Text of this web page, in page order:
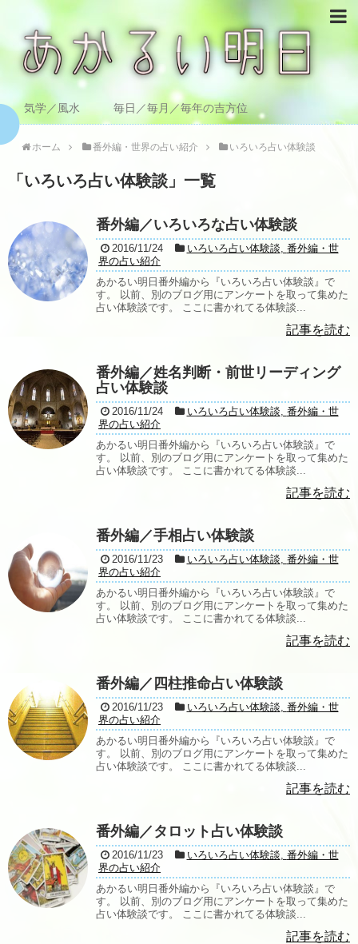
気学／風水 毎日／毎月／毎年の吉方位
ホーム 番外編・世界の占い紹介 いろいろ占い体験談
「いろいろ占い体験談 」 一覧
番外編／いろいろな占い体験談
2016/11/24 いろいろ占い体験談 番外編・世
界の占い紹介
あかるい明日番外編から『いろいろ占い体験談』で
す。 以前、別のブログ用にアンケートを取って集めた
占い体験談です。 ここに書かれてる体験談...
記事を読む
番外編／姓名判断・前世リーディング
占い体験談
2016/11/24 いろいろ占い体験談 番外編・世
界の占い紹介
あかるい明日番外編から『いろいろ占い体験談』で
す。 以前、別のブログ用にアンケートを取って集めた
占い体験談です。 ここに書かれてる体験談...
記事を読む
番外編／手相占い体験談
2016/11/23 いろいろ占い体験談 番外編・世
界の占い紹介
あかるい明日番外編から『いろいろ占い体験談』で
す。 以前、別のブログ用にアンケートを取って集めた
占い体験談です。 ここに書かれてる体験談...
記事を読む
番外編／四柱推命占い体験談
2016/11/23 いろいろ占い体験談 番外編・世
界の占い紹介
あかるい明日番外編から『いろいろ占い体験談』で
す。 以前、別のブログ用にアンケートを取って集めた
占い体験談です。 ここに書かれてる体験談...
記事を読む
番外編／タロット占い体験談
2016/11/23 いろいろ占い体験談 番外編・世
界の占い紹介
あかるい明日番外編から『いろいろ占い体験談』で
す。 以前、別のブログ用にアンケートを取って集めた
占い体験談です。 ここに書かれてる体験談...
記事を読む